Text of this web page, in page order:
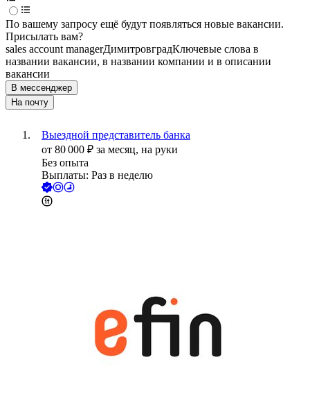
По вашему запросу ещё будут появляться новые вакансии.
Присылать вам?
sales account managerДимитровградКлючевые слова в
названии вакансии, в названии компании и в описании
вакансии
В мессенджер
На почту
Выездной представитель банка
от 80 000 ₽ за месяц, на руки
Без опыта
Выплаты: Раз в неделю